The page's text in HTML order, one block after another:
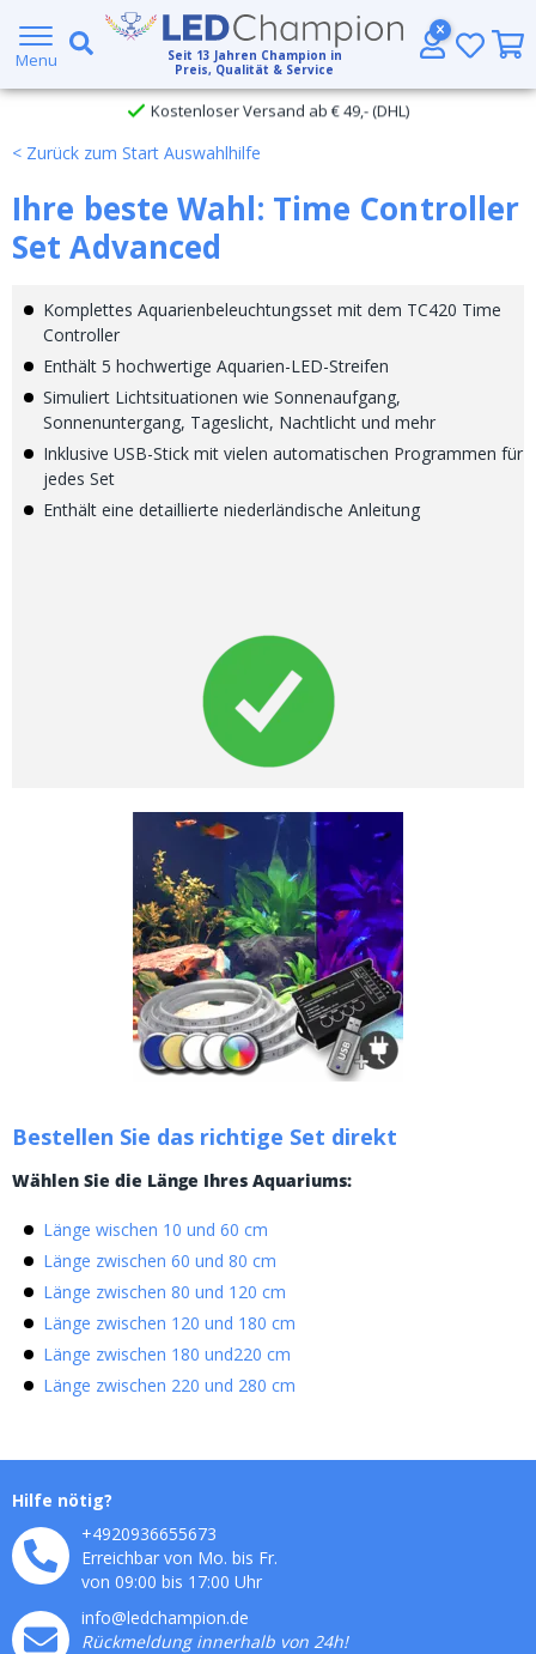
Menu Seit 13 Jahren Champion in
Preis, Qualität & Service
Großer Lagerbestand
Kostenloser Versand ab € 49,- (DHL)
Heute bestellt, am
< Zurück zum Start Auswahlhilfe
Ihre beste Wahl: Time Controller
Set Advanced
Komplettes Aquarienbeleuchtungsset mit dem TC420 Time
Controller
Enthält 5 hochwertige Aquarien-LED-Streifen
Simuliert Lichtsituationen wie Sonnenaufgang,
Sonnenuntergang, Tageslicht, Nachtlicht und mehr
Inklusive USB-Stick mit vielen automatischen Programmen für
jedes Set
Enthält eine detaillierte niederländische Anleitung
Bestellen Sie das richtige Set direkt
Wählen Sie die Länge Ihres Aquariums:
Länge wischen 10 und 60 cm
Länge zwischen 60 und 80 cm
Länge zwischen 80 und 120 cm
Länge zwischen 120 und 180 cm
Länge zwischen 180 und220 cm
Länge zwischen 220 und 280 cm
Hilfe nötig?
+4920936655673
Erreichbar von Mo. bis Fr.
von 09:00 bis 17:00 Uhr
info@ledchampion.de
Rückmeldung innerhalb von 24h!